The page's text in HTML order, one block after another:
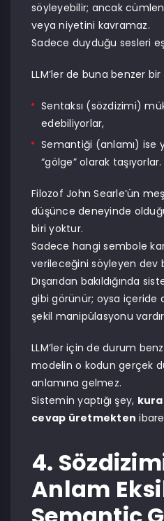
söyleyebilir; ancak
veya niyetini kavramaz.
Sadece duyduğu sesleri
LLM’ler de buna benzer
Sentaksı (sözdizimi)
edebiliyorlar,
Semantiği (anlamı) ise
“gölge” olarak taşıyorlar.
Filozof John Searle’ün
düşünce deneyinde
biri yoktur.
Sadece hangi sembole
verileceğini söyleyen dev
Dışarıdan bakıldığında
gibi görünür; oysa içeride
şekil manipülasyonu
LLM’ler için de durum
modelin o kodun gerçek
anlamına gelmez.
Sistemin yaptığı şey,
cevap üretmekten
4.
Anlam